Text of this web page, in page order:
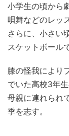
小学生の頃から
唄舞などのレッ
さらに、小さい
スケットボール
膝の怪我により
でいた高校3年
母親に連れられ
季を志す。